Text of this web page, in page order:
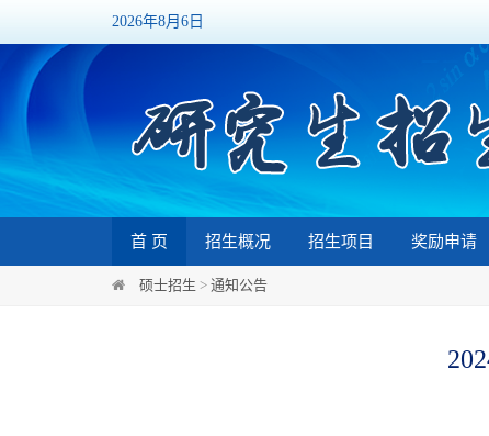
2026年8月6日
首 页 招生概况 招生项目 奖励申请
硕士招生 > 通知公告